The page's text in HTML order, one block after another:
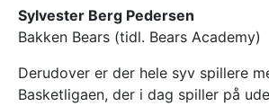
Sylvester Berg Pedersen
Bakken Bears (tidl. Bears Academy)
Derudover er der hele syv spillere
Basketligaen, der i dag spiller på